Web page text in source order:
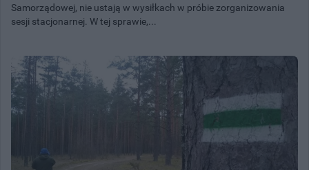
Samorządowej, nie ustają w wysiłkach w próbie zorganizowania
sesji stacjonarnej. W tej sprawie,...